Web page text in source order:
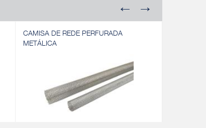
CAMISA DE REDE PERFURADA
METÁLICA